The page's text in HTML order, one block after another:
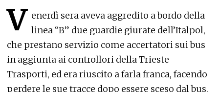
V enerdì sera aveva aggredito a bordo della
linea “B” due guardie giurate dell’Italpol,
che prestano servizio come accertatori sui bus
in aggiunta ai controllori della Trieste
Trasporti, ed era riuscito a farla franca, facendo
perdere le sue tracce dopo essere sceso dal bus.